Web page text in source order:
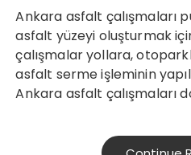
Ankara asfalt çalışmaları pürüzsüz ve dayanıklı bir
asfalt yüzeyi oluşturmak
çalışmalar yollara,
asfalt serme işleminin
Ankara asfalt çalışmaları